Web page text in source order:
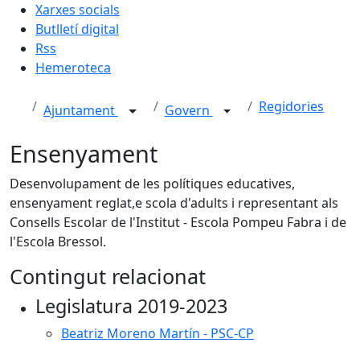
Xarxes socials
Butlletí digital
Rss
Hemeroteca
Ajuntament Govern Regidories
Ensenyament
Desenvolupament de les polítiques educatives,
ensenyament reglat,e scola d'adults i representant als
Consells Escolar de l'Institut - Escola Pompeu Fabra i de
l'Escola Bressol.
Contingut relacionat
Legislatura 2019-2023
Beatriz Moreno Martín - PSC-CP